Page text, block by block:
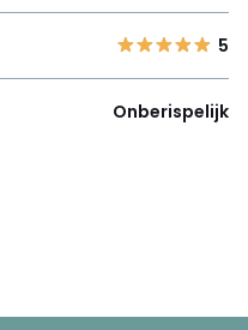
5
Onberispelijk